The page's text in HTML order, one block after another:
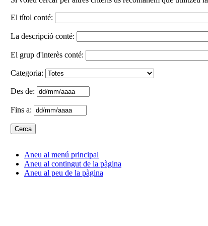
El títol conté:
La descripció conté:
El grup d'interès conté:
Categoria:
Des de:
Fins a:
Aneu al menú principal
Aneu al contingut de la pàgina
Aneu al peu de la pàgina